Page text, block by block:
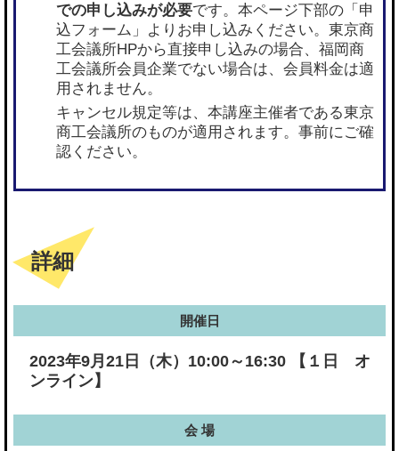
での申し込みが必要です。本ページ下部の「申
込フォーム」よりお申し込みください。東京商
工会議所HPから直接申し込みの場合、福岡商
工会議所会員企業でない場合は、会員料金は適
用されません。
キャンセル規定等は、本講座主催者である東京
商工会議所のものが適用されます。事前にご確
認ください。
詳細
開催日
2023年9月21日（木）10:00～16:30 【１日 オ
ンライン】
会 場